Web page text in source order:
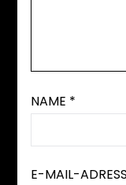
NAME *
E-MAIL-